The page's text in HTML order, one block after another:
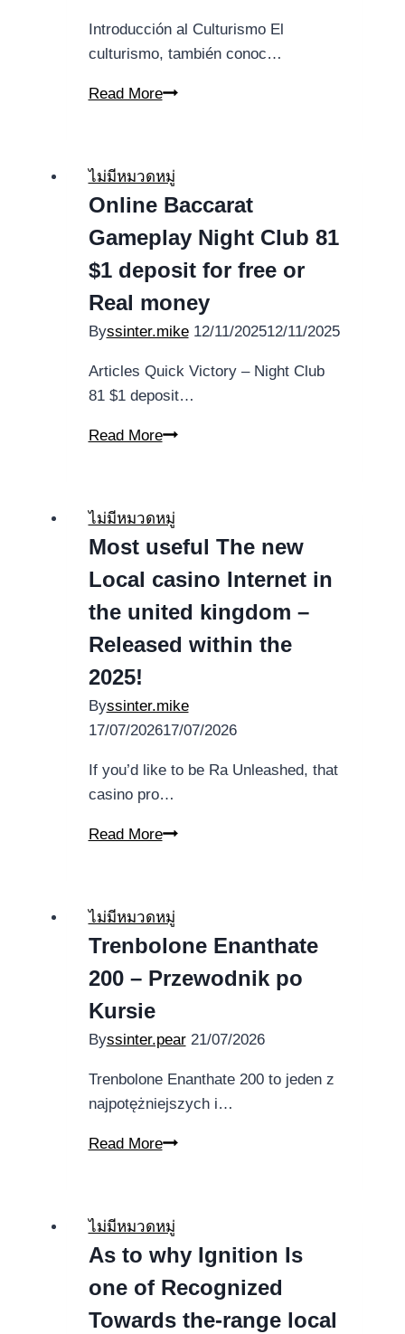
Introducción al Culturismo El
culturismo, también conoc…
Read MoreCulturismo:
que
Necesitas
Saber
para
Iniciar
Progresar
ไม่มีหมวดหมู่
Online Baccarat
Gameplay Night Club 81
$1 deposit for free or
Real money
Byssinter.mike 12/11/202512/11/2025
Articles Quick Victory – Night Club
81 $1 deposit…
Read MoreOnline
Night
Club
81
$1
deposit
free
Real
money
ไม่มีหมวดหมู่
Most useful The new
Local casino Internet in
the united kingdom –
Released within the
2025!
Byssinter.mike
17/07/202617/07/2026
If you’d like to be Ra Unleashed, that
casino pro…
Read MoreMost
new
Local
casino
Internet
kingdom
–
within
ไม่มีหมวดหมู่
Trenbolone Enanthate
200 – Przewodnik po
Kursie
Byssinter.pear 21/07/2026
Trenbolone Enanthate 200 to jeden z
najpotężniejszych i…
Read MoreTrenbolone
Przewodnik
po
Kursie
ไม่มีหมวดหมู่
As to why Ignition Is
one of Recognized
Towards the-range local